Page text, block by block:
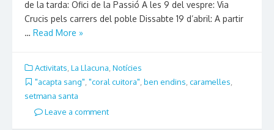
de la tarda: Ofici de la Passió A les 9 del vespre: Via
Crucis pels carrers del poble Dissabte 19 d’abril: A partir
… Read More »
Activitats La Llacuna Notícies
"acapta sang" "coral cuitora" ben endins caramelles
setmana santa
Leave a comment